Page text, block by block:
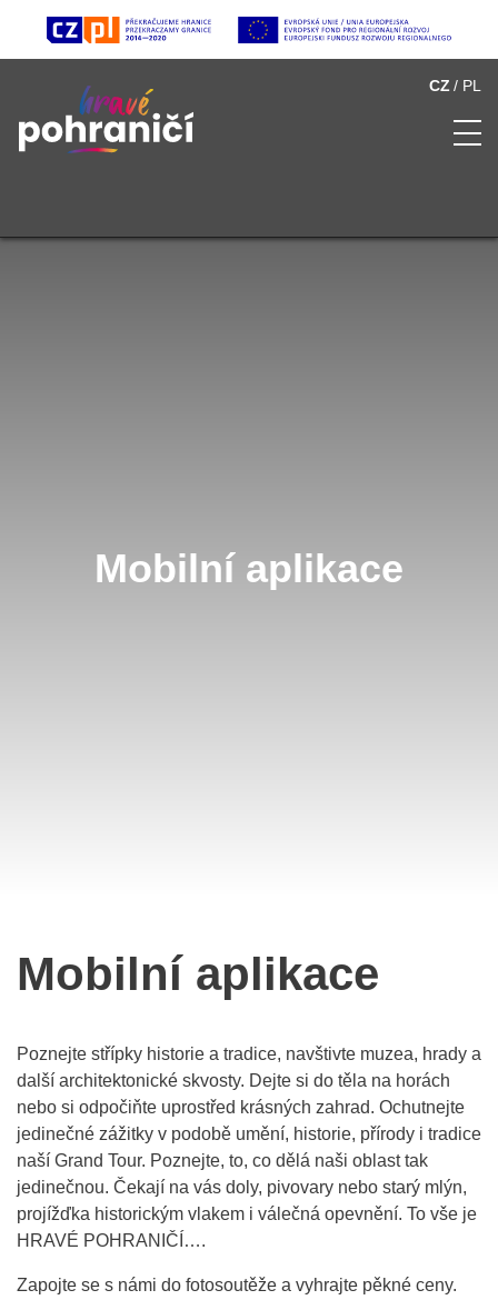
CZ PL
Mobilní aplikace
Mobilní aplikace
Poznejte střípky historie a tradice, navštivte muzea, hrady a
další architektonické skvosty. Dejte si do těla na horách
nebo si odpočiňte uprostřed krásných zahrad. Ochutnejte
jedinečné zážitky v podobě umění, historie, přírody i tradice
naší Grand Tour. Poznejte, to, co dělá naši oblast tak
jedinečnou. Čekají na vás doly, pivovary nebo starý mlýn,
projížďka historickým vlakem i válečná opevnění. To vše je
HRAVÉ POHRANIČÍ….
Zapojte se s námi do fotosoutěže a vyhrajte pěkné ceny.